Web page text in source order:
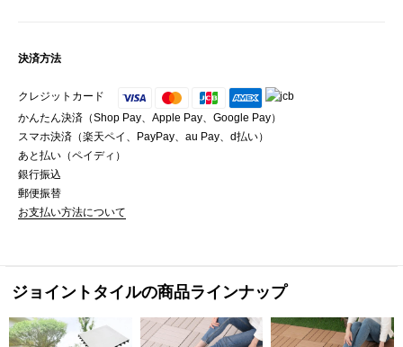
決済方法
クレジットカード
かんたん決済（Shop Pay、Apple Pay、Google Pay）
スマホ決済（楽天ペイ、PayPay、au Pay、d払い）
あと払い（ペイディ）
銀行振込
郵便振替
お支払い方法について
ジョイントタイルの商品ラインナップ